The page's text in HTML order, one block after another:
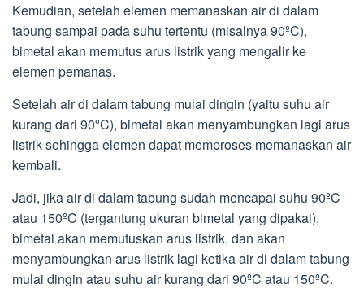
Kemudian, setelah elemen memanaskan air di dalam
tabung sampai pada suhu tertentu (misalnya 90ºC),
bimetal akan memutus arus listrik yang mengalir ke
elemen pemanas.
Setelah air di dalam tabung mulai dingin (yaitu suhu air
kurang dari 90ºC), bimetal akan menyambungkan lagi arus
listrik sehingga elemen dapat memproses memanaskan air
kembali.
Jadi, jika air di dalam tabung sudah mencapai suhu 90ºC
atau 150ºC (tergantung ukuran bimetal yang dipakai),
bimetal akan memutuskan arus listrik, dan akan
menyambungkan arus listrik lagi ketika air di dalam tabung
mulai dingin atau suhu air kurang dari 90ºC atau 150ºC.